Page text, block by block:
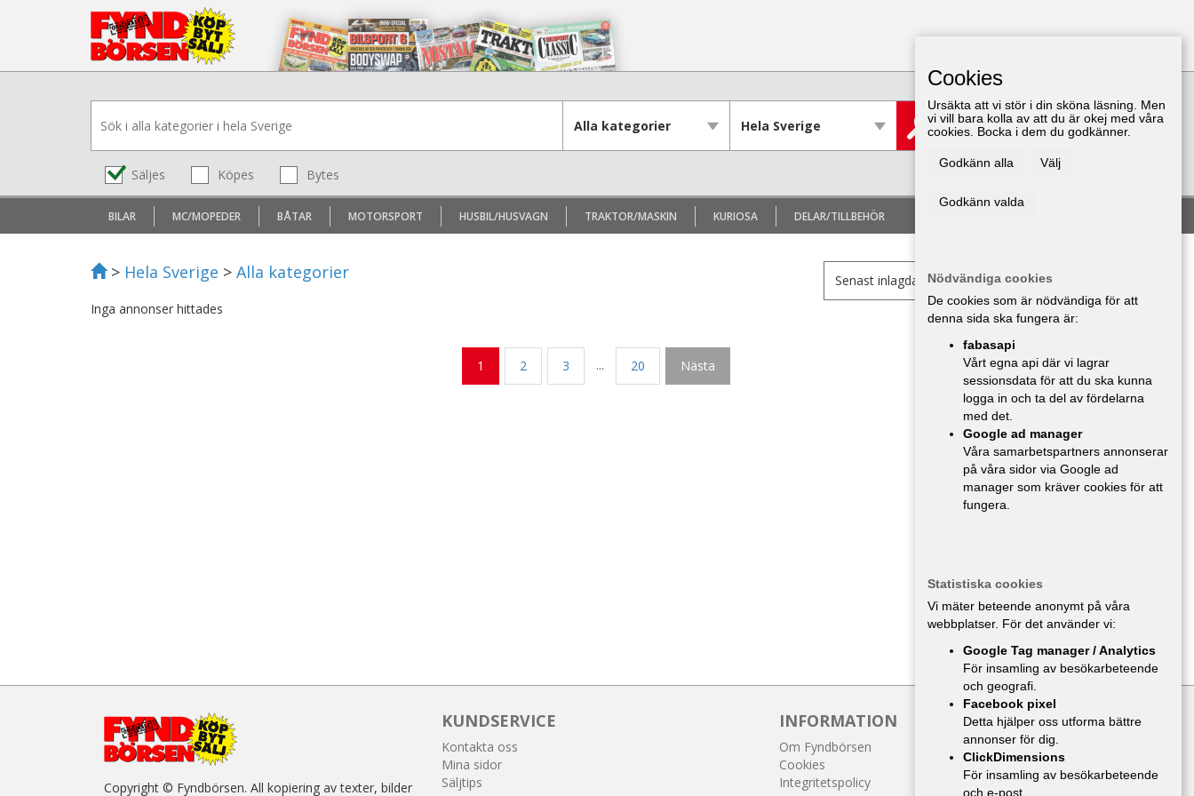
LÄGG IN ANNONS
BILAR MC/MOPEDER BÅTAR MOTORSPORT HUSBIL/HUSVAGN TRAKTOR/MASKIN KURIOSA DELAR/TILLBEHÖR
Säljes Köpes Bytes
> Hela Sverige > Alla kategorier
Inga annonser hittades
1 2 3 ... 20 Nästa
Copyright © Fyndbörsen. All kopiering av texter, bilder
KUNDSERVICE
Kontakta oss
Mina sidor
Säljtips
INFORMATION
Om Fyndbörsen
Cookies
Integritetspolicy
Cookies
Ursäkta att vi stör i din sköna läsning. Men
vi vill bara kolla av att du är okej med våra
cookies. Bocka i dem du godkänner.
Godkänn alla Välj
Godkänn valda
Nödvändiga cookies
De cookies som är nödvändiga för att
denna sida ska fungera är:
fabasapi
Vårt egna api där vi lagrar
sessionsdata för att du ska kunna
logga in och ta del av fördelarna
med det.
Google ad manager
Våra samarbetspartners annonserar
på våra sidor via Google ad
manager som kräver cookies för att
fungera.
Statistiska cookies
Vi mäter beteende anonymt på våra
webbplatser. För det använder vi:
Google Tag manager / Analytics
För insamling av besökarbeteende
och geografi.
Facebook pixel
Detta hjälper oss utforma bättre
annonser för dig.
ClickDimensions
För insamling av besökarbeteende
och e-post.